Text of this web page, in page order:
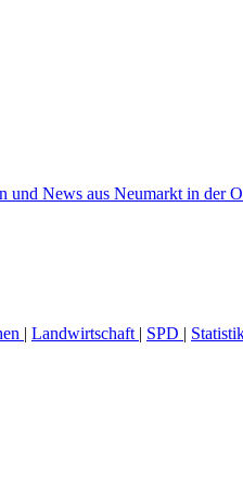
| Landwirtschaft | SPD |